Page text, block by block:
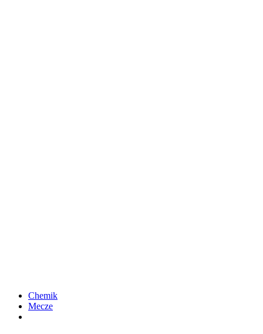
Chemik
Mecze